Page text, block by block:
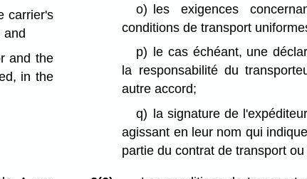
carrier's
and
and the
in the
o) les exigences
conditions de transport
p)
le cas échéant, une
la responsabilité du
autre accord;
q)
la signature de
agissant en leur nom qui
partie du contrat de transport